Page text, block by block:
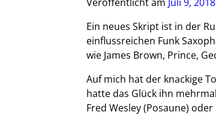
Ein neues Skript ist in der
einflussreichen Funk
wie James Brown, Prince,
Auf mich hat der knackige
hatte das Glück ihn
Fred Wesley (Posaune)